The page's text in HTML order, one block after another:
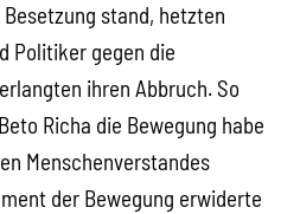
stand, hetzten
Politiker gegen die
ihren Abbruch. So
Richa die Bewegung habe
Menschenverstandes
der Bewegung erwiderte